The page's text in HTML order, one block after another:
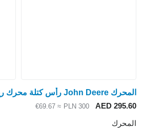
AED 295.60
PLN 300
≈ €69.67
المحرك